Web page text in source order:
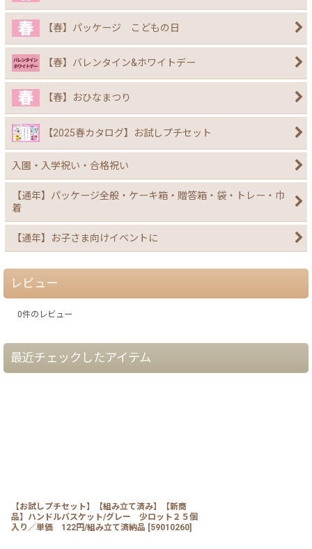
【春】パッケージ こどもの日
【春】バレンタイン&ホワイトデー
【春】おひなまつり
【2025春カタログ】お試しプチセット
入園・入学祝い・合格祝い
【通年】パッケージ全般・ケーキ箱・贈答箱・袋・トレー・巾
着
【通年】お子さま向けイベントに
レビュー
0件のレビュー
最近チェックしたアイテム
【お試しプチセット】【組み立て済み】【新商
品】ハンドルバスケット/グレー 少ロット２５個
入り／単価 122円/組み立て済納品 [59010260]